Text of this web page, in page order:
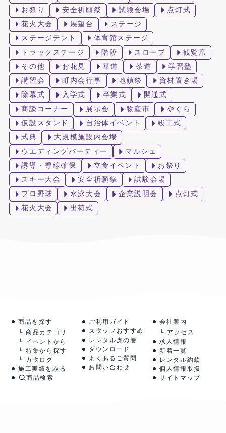
お祭り
安全祈願祭 試験会場
点灯式
花火大会
展望台
ステージ
ステージテント
体育館ステージ
トラックステージ
階段 スロープ
観覧席
その他
お花見 華道 茶道
学習塾
講習会
町内会行事 地鎮祭
資材置き場
除幕式
入学式 卒業式
開通式
商談コーナー
展示会 物産市
やぐら
仮設スタンド
自治体イベント
竣工式
式典
大規模施設内会場
ウエディングパーティー
マルシェ
誘導・導線確保
立食イベント
お祭り
スキー大会
安全祈願祭
試験会場
プロ野球
水泳大会 企業説明会
点灯式
花火大会
出荷式
商品を探す
商品カテゴリ
イベントから
特集から探す
カタログ
施工実績をみる
商品検索
ご利用ガイド
スタッフおすすめ
レンタル虎の巻
ダウンロード
よくあるご質問
お問い合わせ
会社案内
アクセス
求人情報
新着一覧
レンタル約款
個人情報取扱
サイトマップ